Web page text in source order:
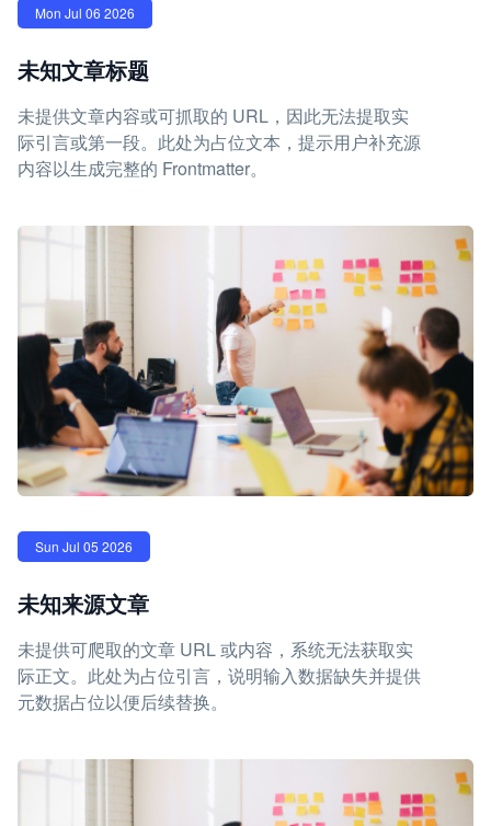
Mon Jul 06 2026
未知文章标题
未提供文章内容或可抓取的 URL，因此无法提取实
际引言或第一段。此处为占位文本，提示用户补充源
内容以生成完整的 Frontmatter。
Sun Jul 05 2026
未知来源文章
未提供可爬取的文章 URL 或内容，系统无法获取实
际正文。此处为占位引言，说明输入数据缺失并提供
元数据占位以便后续替换。